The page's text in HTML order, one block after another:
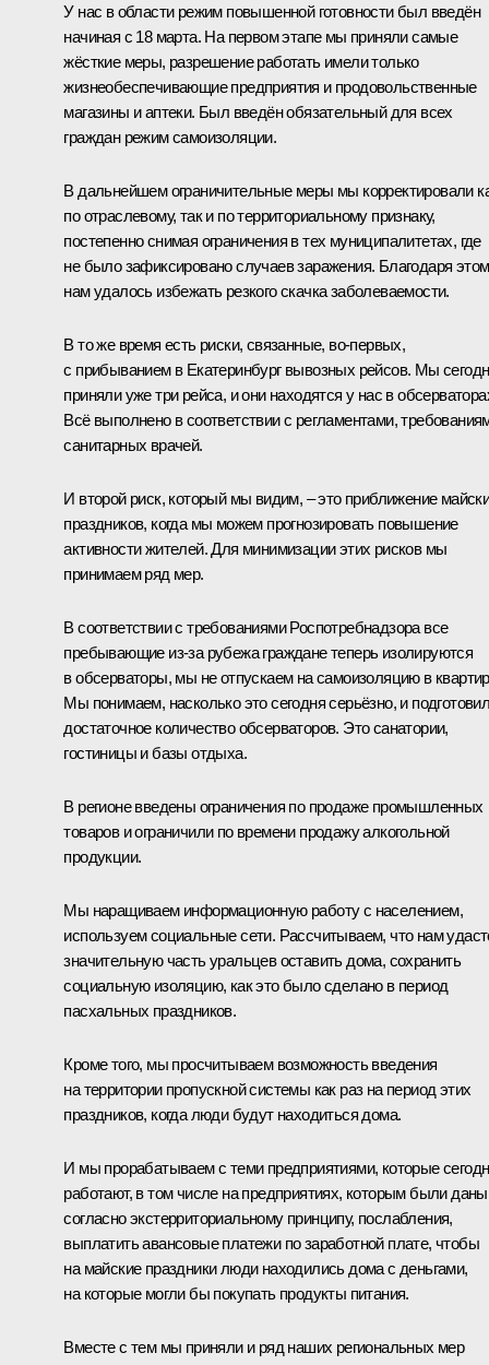
У нас в области режим повышенной готовности был введён
начиная с 18 марта. На первом этапе мы приняли самые
жёсткие меры, разрешение работать имели только
жизнеобеспечивающие предприятия и продовольственные
магазины и аптеки. Был введён обязательный для всех
граждан режим самоизоляции.
В дальнейшем ограничительные меры мы корректировали
по отраслевому, так и по территориальному признаку,
постепенно снимая ограничения в тех муниципалитетах, где
не было зафиксировано случаев заражения. Благодаря
нам удалось избежать резкого скачка заболеваемости.
В то же время есть риски, связанные, во-первых,
с прибыванием в Екатеринбург вывозных рейсов. Мы
приняли уже три рейса, и они находятся у нас в
Всё выполнено в соответствии с регламентами,
санитарных врачей.
И второй риск, который мы видим, – это приближение
праздников, когда мы можем прогнозировать повышение
активности жителей. Для минимизации этих рисков мы
принимаем ряд мер.
В соответствии с требованиями Роспотребнадзора все
пребывающие из-за рубежа граждане теперь изолируются
в обсерваторы, мы не отпускаем на самоизоляцию в
Мы понимаем, насколько это сегодня серьёзно, и
достаточное количество обсерваторов. Это санатории,
гостиницы и базы отдыха.
В регионе введены ограничения по продаже промышленных
товаров и ограничили по времени продажу алкогольной
продукции.
Мы наращиваем информационную работу с населением,
используем социальные сети. Рассчитываем, что нам
значительную часть уральцев оставить дома, сохранить
социальную изоляцию, как это было сделано в период
пасхальных праздников.
Кроме того, мы просчитываем возможность введения
на территории пропускной системы как раз на период этих
праздников, когда люди будут находиться дома.
И мы прорабатываем с теми предприятиями, которые
работают, в том числе на предприятиях, которым были
согласно экстерриториальному принципу, послабления,
выплатить авансовые платежи по заработной плате, чтобы
на майские праздники люди находились дома с деньгами,
на которые могли бы покупать продукты питания.
Вместе с тем мы приняли и ряд наших региональных мер